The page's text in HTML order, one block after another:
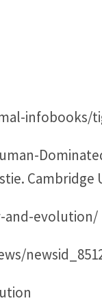
infobooks/
Cambridge
and-evolution/